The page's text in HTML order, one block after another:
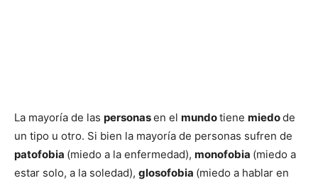
La mayoría de las personasen el mundotiene miedode
un tipo u otro. Si bien la mayoría de personas sufren de
patofobia (miedo a la enfermedad), monofobia (miedo a
estar solo, a la soledad), glosofobia (miedo a hablar en